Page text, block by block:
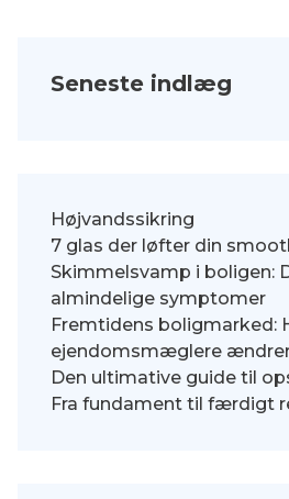
Seneste indlæg
Højvandssikring
7 glas der løfter din
Skimmelsvamp i boligen:
almindelige symptomer
Fremtidens boligmarked:
ejendomsmæglere
Den ultimative guide til
Fra fundament til færdigt